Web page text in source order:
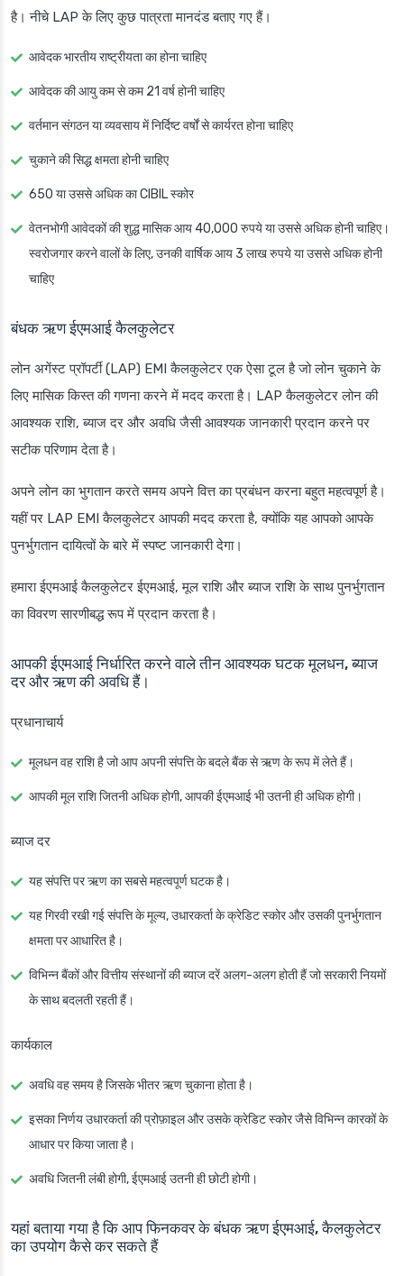
है। नीचे LAP के लिए कुछ पात्रता मानदंड बताए गए हैं।
आवेदक भारतीय राष्ट्रीयता का होना चाहिए
आवेदक की आयु कम से कम 21 वर्ष होनी चाहिए
वर्तमान संगठन या व्यवसाय में निर्दिष्ट वर्षों से कार्यरत होना चाहिए
चुकाने की सिद्ध क्षमता होनी चाहिए
650 या उससे अधिक का CIBIL स्कोर
वेतनभोगी आवेदकों की शुद्ध मासिक आय 40,000 रुपये या उससे अधिक होनी चाहिए।
स्वरोजगार करने वालों के लिए, उनकी वार्षिक आय 3 लाख रुपये या उससे अधिक होनी
चाहिए
बंधक ऋण ईएमआई कैलकुलेटर
लोन अगेंस्ट प्रॉपर्टी (LAP) EMI कैलकुलेटर एक ऐसा टूल है जो लोन चुकाने के
लिए मासिक किस्त की गणना करने में मदद करता है। LAP कैलकुलेटर लोन की
आवश्यक राशि, ब्याज दर और अवधि जैसी आवश्यक जानकारी प्रदान करने पर
सटीक परिणाम देता है।
अपने लोन का भुगतान करते समय अपने वित्त का प्रबंधन करना बहुत महत्वपूर्ण है।
यहीं पर LAP EMI कैलकुलेटर आपकी मदद करता है, क्योंकि यह आपको आपके
पुनर्भुगतान दायित्वों के बारे में स्पष्ट जानकारी देगा।
हमारा ईएमआई कैलकुलेटर ईएमआई, मूल राशि और ब्याज राशि के साथ पुनर्भुगतान
का विवरण सारणीबद्ध रूप में प्रदान करता है।
आपकी ईएमआई निर्धारित करने वाले तीन आवश्यक घटक मूलधन, ब्याज
दर और ऋण की अवधि हैं।
प्रधानाचार्य
मूलधन वह राशि है जो आप अपनी संपत्ति के बदले बैंक से ऋण के रूप में लेते हैं।
आपकी मूल राशि जितनी अधिक होगी, आपकी ईएमआई भी उतनी ही अधिक होगी।
ब्याज दर
यह संपत्ति पर ऋण का सबसे महत्वपूर्ण घटक है।
यह गिरवी रखी गई संपत्ति के मूल्य, उधारकर्ता के क्रेडिट स्कोर और उसकी पुनर्भुगतान
क्षमता पर आधारित है।
विभिन्न बैंकों और वित्तीय संस्थानों की ब्याज दरें अलग-अलग होती हैं जो सरकारी नियमों
के साथ बदलती रहती हैं।
कार्यकाल
अवधि वह समय है जिसके भीतर ऋण चुकाना होता है।
इसका निर्णय उधारकर्ता की प्रोफ़ाइल और उसके क्रेडिट स्कोर जैसे विभिन्न कारकों के
आधार पर किया जाता है।
अवधि जितनी लंबी होगी, ईएमआई उतनी ही छोटी होगी।
यहां बताया गया है कि आप फिनकवर के बंधक ऋण ईएमआई, कैलकुलेटर
का उपयोग कैसे कर सकते हैं